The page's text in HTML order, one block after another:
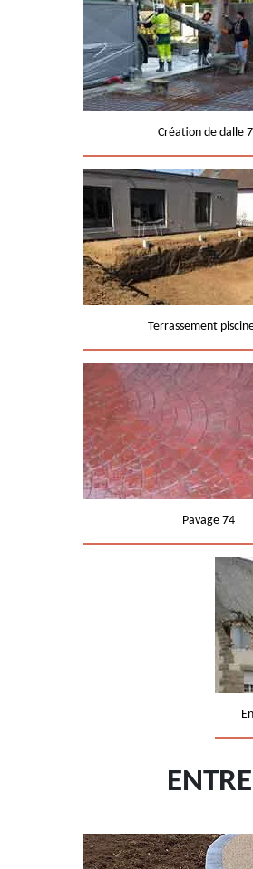
Création de dalle
Terrassement
Pavage 74